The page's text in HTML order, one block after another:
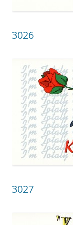
3026
3027